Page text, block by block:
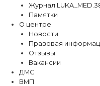
Журнал
Памятки
О центре
Новости
Правовая
Отзывы
Вакансии
ДМС
ВМП